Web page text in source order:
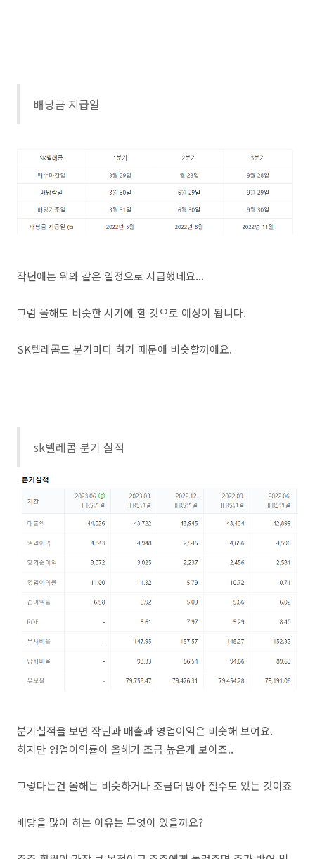
배당금 지급일
작년에는 위와 같은 일정으로 지급했네요...
그럼 올해도 비슷한 시기에 할 것으로 예상이 됩니다.
SK텔레콤도 분기마다 하기 때문에 비슷할꺼에요.
sk텔레콤 분기 실적
분기실적을 보면 작년과 매출과 영업이익은 비숫해 보여요.
하지만 영업이익률이 올해가 조금 높은게 보이죠..
그렇다는건 올해는 비슷하거나 조금더 많아 질수도 있는 것이죠
배당을 많이 하는 이유는 무엇이 있을까요?